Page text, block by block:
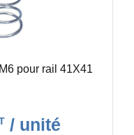
pour rail 41X41
/ unité